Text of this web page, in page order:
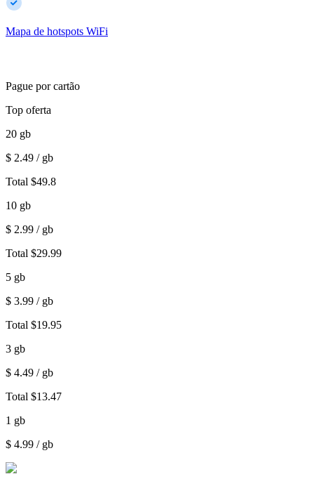
Mapa de hotspots WiFi
Pague por cartão
Top oferta
20 gb
$ 2.49 / gb
Total $49.8
10 gb
$ 2.99 / gb
Total $29.99
5 gb
$ 3.99 / gb
Total $19.95
3 gb
$ 4.49 / gb
Total $13.47
1 gb
$ 4.99 / gb